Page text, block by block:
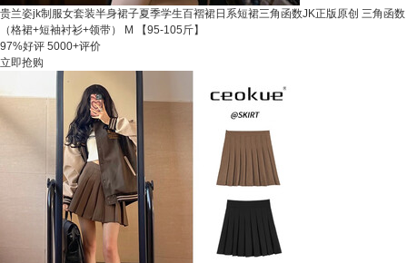
贵兰姿jk制服女套装半身裙子夏季学生百褶裙日系短裙三角函数JK正版原创 三角函数
（格裙+短袖衬衫+领带） M 【95-105斤】
97%好评 5000+评价
立即抢购